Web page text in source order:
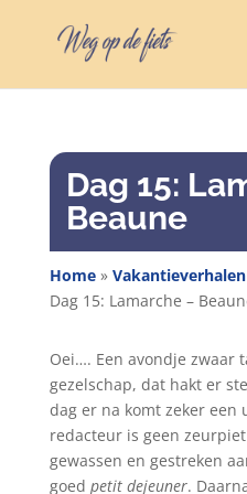
Dag 15:
Beaune
Home» Vakantieverhalen
Dag 15: Lamarche –
Oei…. Een avondje zwaar
gezelschap, dat hakt er
dag er na komt zeker een
redacteur is geen
gewassen en gestreken
goed petit dejeuner.